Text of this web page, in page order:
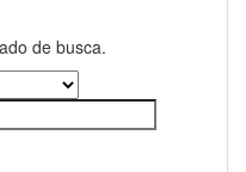
de busca.